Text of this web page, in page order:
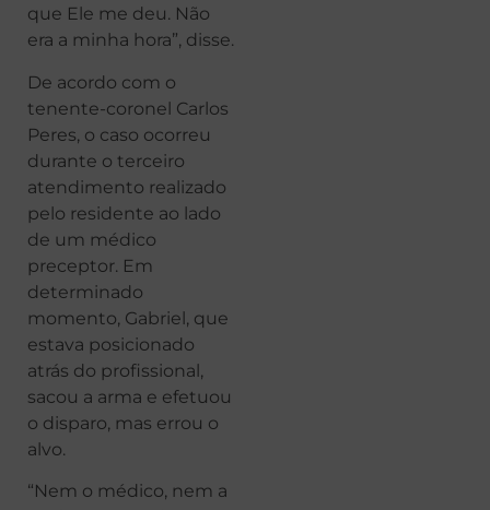
que Ele me deu. Não
era a minha hora”, disse.
De acordo com o
tenente-coronel Carlos
Peres, o caso ocorreu
durante o terceiro
atendimento realizado
pelo residente ao lado
de um médico
preceptor. Em
determinado
momento, Gabriel, que
estava posicionado
atrás do profissional,
sacou a arma e efetuou
o disparo, mas errou o
alvo.
“Nem o médico, nem a